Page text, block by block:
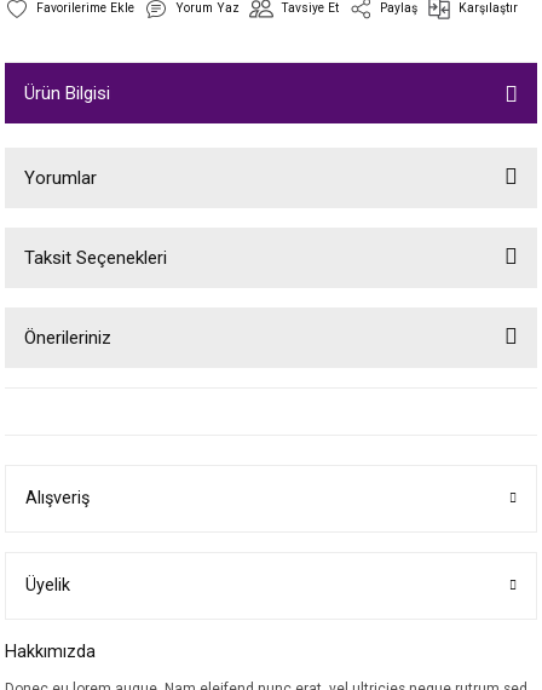
Yorum Yaz Tavsiye Et Paylaş Karşılaştır
Ürün Bilgisi
Yorumlar
Taksit Seçenekleri
Önerileriniz
Ürün bilgilerinde hatalar bulunuyor.
Bu ürüne benzer farklı alternatifler olmalı.
Alışveriş
Üyelik
Hakkımızda